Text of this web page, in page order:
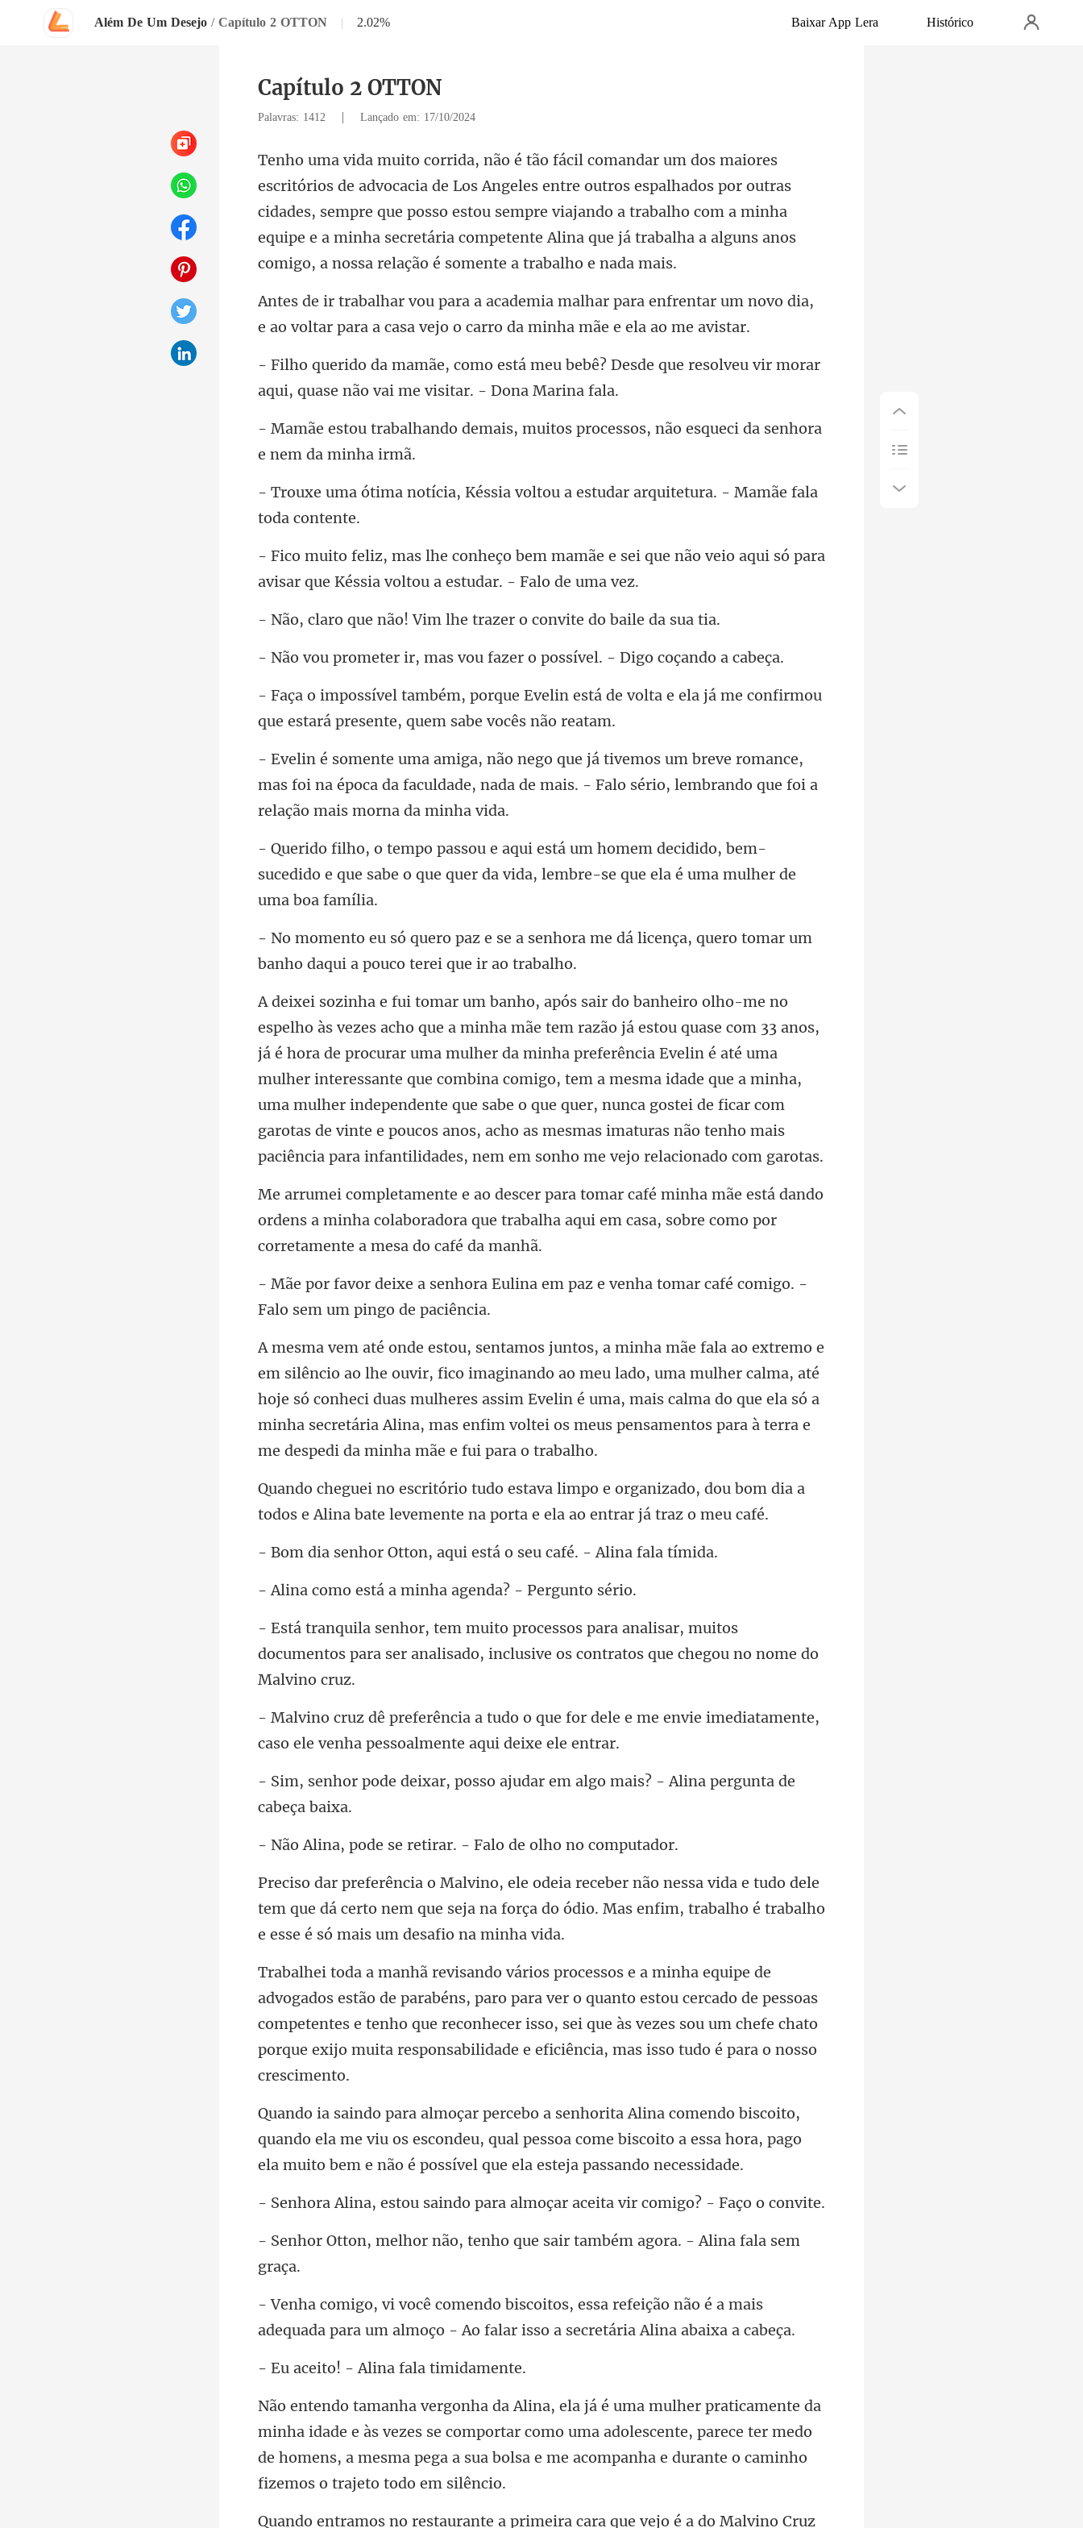
Além De Um Desejo / Capítulo 2 OTTON | 2.02% Baixar App Lera Histórico
Capítulo 2 OTTON
Palavras: 1412 | Lançado em: 17/10/2024
outros espalhados por outras
cidades, sempre que posso estou sempre viajando a trabalho com a minha
equipe e a minha
para enfrentar um novo dia,
e ao voltar para a ca
bê? Desde que resolveu vir morar
aqui, qua
s, muitos processos, não esquec
ssia voltou a estudar arquitet
e e sei que não veio aqui só para
avisar que
Vim lhe trazer o convi
as vou fazer o possível.
está de volta e ela já me confirmou
que es
e romance,
mas foi na época da faculdade, nada de mais. - Fal
decidido, bem-
sucedido e que sabe o que quer da vid
hora me dá licença, quero tomar um
banh
uma mulher da minha preferência Evelin é até uma
mulher interessante que combina comigo, tem a mesma idade que a minha,
uma mulher independente que sabe o que quer, nun
ãe está dando
ordens a minha colaboradora que trabalha aqui
ina em paz e venha tomar café comig
ao meu lado, uma mulher calma, até
hoje só conheci duas mulheres assim Evelin é uma, mais calma do que ela só a
minha
organizado, dou bom dia a
todos e Alina bate leve
, aqui está o seu café
a minha agenda?
alisar, muitos
documentos para ser analisado, inclus
for dele e me envie imediatamente,
caso e
sso ajudar em algo mais? - Al
e retirar. - Falo d
e tudo dele
tem que dá certo nem que seja na força do ódio. Mas en
ara ver o quanto estou cercado de pessoas
competentes e tenho que reconhecer isso, sei que às vezes sou u
,
quando ela me viu os escondeu, qual pessoa come biscoito a essa hora,
ndo para almoçar aceita vi
, tenho que sair também ag
refeição não é a mais
adequada para um almoço -
- Alina fal
e e às vezes se comportar como uma adolescente, parece ter medo
de homens, a mesma pe
o é a do Malvino Cruz